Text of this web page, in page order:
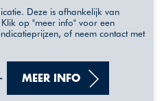
Deze is afhankelijk van
op "meer info" voor een
of neem contact met
MEER INFO